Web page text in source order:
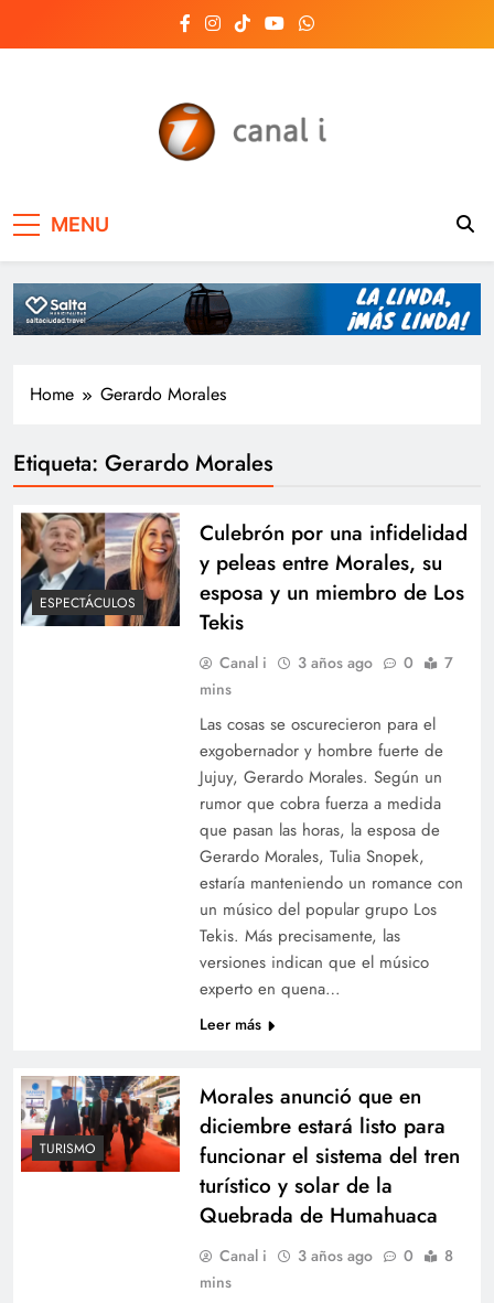
Salta, Argentina y el
mundo, las 24 horas
del día
MENU
Home Gerardo Morales
Etiqueta: Gerardo Morales
ESPECTÁCULOS
Culebrón por una infidelidad
y peleas entre Morales, su
esposa y un miembro de Los
Tekis
Canal i 3 años ago 0
7
mins
Las cosas se oscurecieron para el
exgobernador y hombre fuerte de
Jujuy, Gerardo Morales. Según un
rumor que cobra fuerza a medida
que pasan las horas, la esposa de
Gerardo Morales, Tulia Snopek,
estaría manteniendo un romance con
un músico del popular grupo Los
Tekis. Más precisamente, las
versiones indican que el músico
experto en quena…
Leer más
TURISMO
Morales anunció que en
diciembre estará listo para
funcionar el sistema del tren
turístico y solar de la
Quebrada de Humahuaca
Canal i 3 años ago 0
8
mins